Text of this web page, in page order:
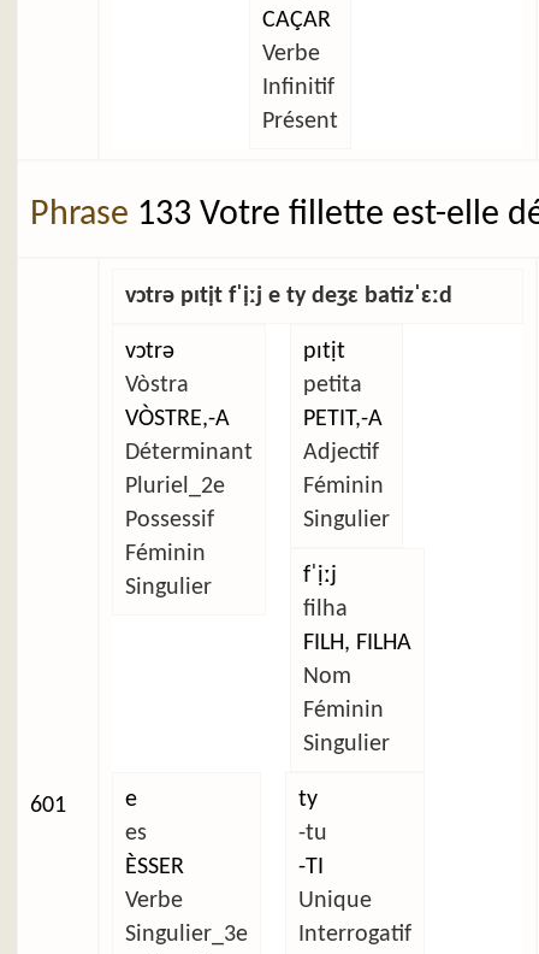
CAÇAR
Verbe
Infinitif
Présent
Phrase 133 Votre fillette est-elle
601
vɔtrə pɪtịt fˈịːj e ty deʒɛ batizˈɛːd
vɔtrə
Vòstra
VÒSTRE,-A
Déterminant
Pluriel_2e
Possessif
Féminin
Singulier
pɪtịt
petita
PETIT,-A
Adjectif
Féminin
Singulier
fˈịːj
filha
FILH, FILHA
Nom
Féminin
Singulier
e
es
ÈSSER
Verbe
Singulier_3e
ty
-tu
-TI
Unique
Interrogatif